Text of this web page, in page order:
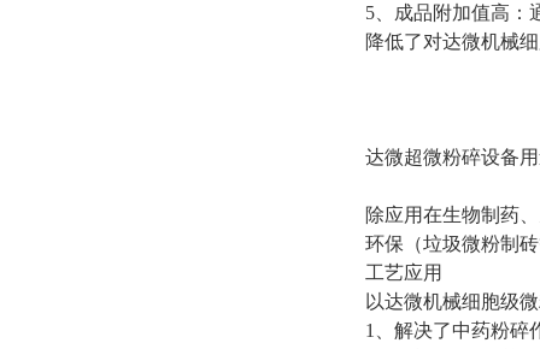
5 、成品附加值高
降低了对达微机械
达微超微粉碎设备
除应用在生物制药
环保（垃圾微粉制
工艺应用
以达微机械细胞级
1
解决了中药粉碎